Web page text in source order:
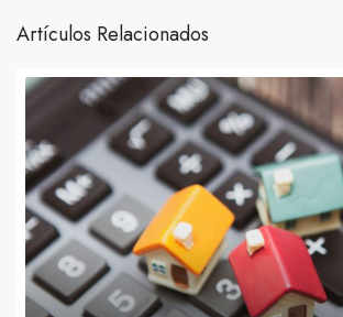
Artículos Relacionados